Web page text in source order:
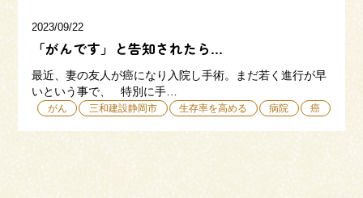
054-365-3838
2023/09/22
「がんです」と告知されたら…
最近、妻の友人が癌になり入院し手術。まだ若く進行が早
いという事で、 特別に手…
がん 三和建設静岡市 生存率を高める 病院 癌